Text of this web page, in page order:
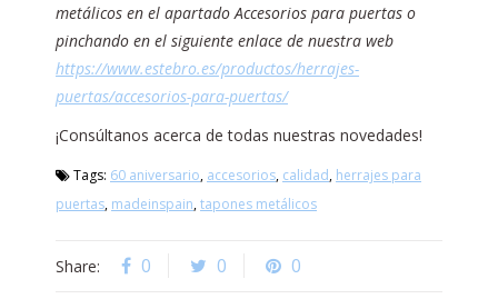
metálicos en el apartado Accesorios para puertas o
pinchando en el siguiente enlace de nuestra web
https://www.estebro.es/productos/herrajes-
puertas/accesorios-para-puertas/
¡Consúltanos acerca de todas nuestras novedades!
Tags: 60 aniversario, accesorios, calidad, herrajes para
puertas, madeinspain,tapones metálicos
Share: 0 0 0